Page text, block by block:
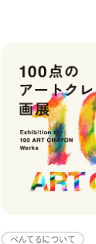
ぺんてるについて